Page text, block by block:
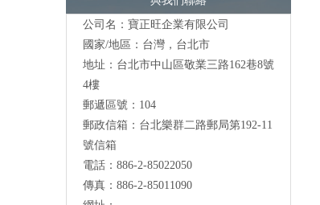
公司名：寶正旺企業有限公司
國家/地區：台灣，台北市
地址：台北市中山區敬業三路162巷8號
4樓
郵遞區號：104
郵政信箱：台北樂群二路郵局第192-11
號信箱
電話：886-2-85022050
傳真：886-2-85011090